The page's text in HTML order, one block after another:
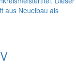
aus Neueibau als